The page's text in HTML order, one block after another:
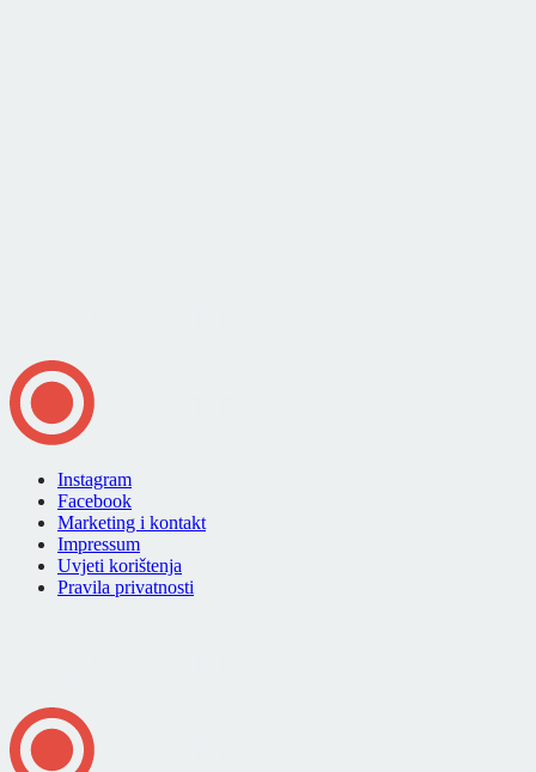
Instagram
Facebook
Marketing i kontakt
Impressum
Uvjeti korištenja
Pravila privatnosti